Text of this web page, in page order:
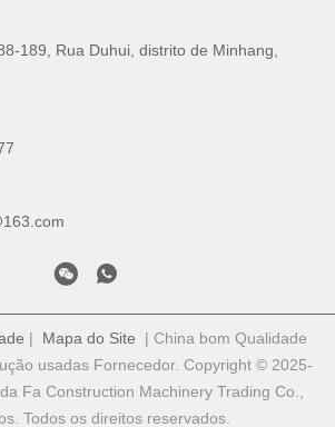
189, Rua Duhui, distrito de Minhang,
| Mapa do Site | China bom Qualidade
usadas Fornecedor. Copyright © 2025-
Fa Construction Machinery Trading Co.,
Todos os direitos reservados.